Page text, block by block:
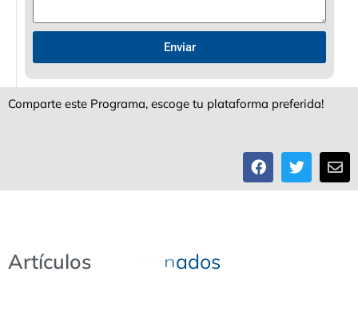
Enviar
Comparte este Programa, escoge tu plataforma preferida!
Artículos